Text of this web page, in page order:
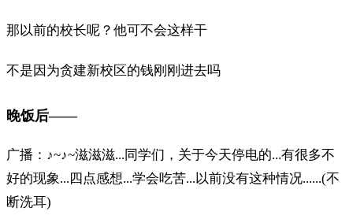
那以前的校长呢？他可不会这样干
不是因为贪建新校区的钱刚刚进去吗
晚饭后——
广播：♪~♪~滋滋滋...同学们，关于今天停电的...有很多不
好的现象...四点感想...学会吃苦...以前没有这种情况......(不
断洗耳)